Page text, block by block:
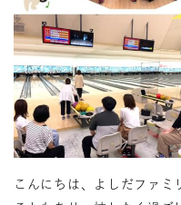
こんにちは、よしだファミ